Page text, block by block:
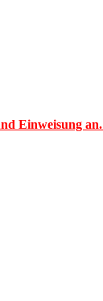
Einweisung an.